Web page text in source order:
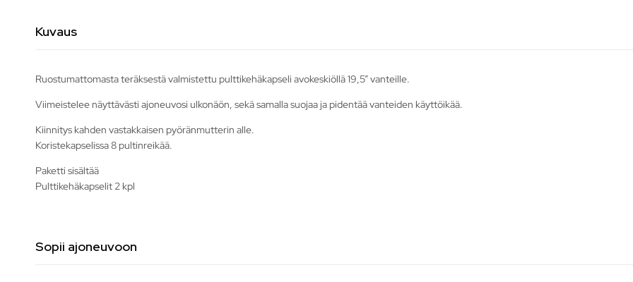
Kuvaus
Ruostumattomasta teräksestä valmistettu pulttikehäkapseli avokeskiöllä 19,5” vanteille.
Viimeistelee näyttävästi ajoneuvosi ulkonäön, sekä samalla suojaa ja pidentää vanteiden käyttöikää.
Kiinnitys kahden vastakkaisen pyöränmutterin alle.
Koristekapselissa 8 pultinreikää.
Paketti sisältää
Pulttikehäkapselit 2 kpl
Sopii ajoneuvoon